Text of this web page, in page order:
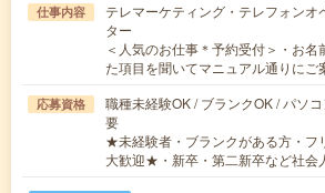
仕事内容
テレマーケティング・テレフォンオ
ター
＜人気のお仕事＊予約受付＞・お
た項目を聞いてマニュアル通りに
応募資格
職種未経験OK / ブランクOK / パソ
要
★未経験者・ブランクがある方・フ
大歓迎★・新卒・第二新卒など社